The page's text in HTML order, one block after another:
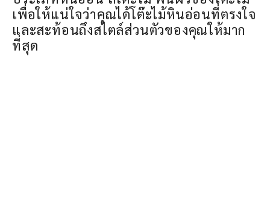
เพื่อให้แน่ใจว่าคุณได้โต๊ะไม้หินอ่อนที่ตรงใจ
และสะท้อนถึงสไตล์ส่วนตัวของคุณให้มาก
ที่สุด